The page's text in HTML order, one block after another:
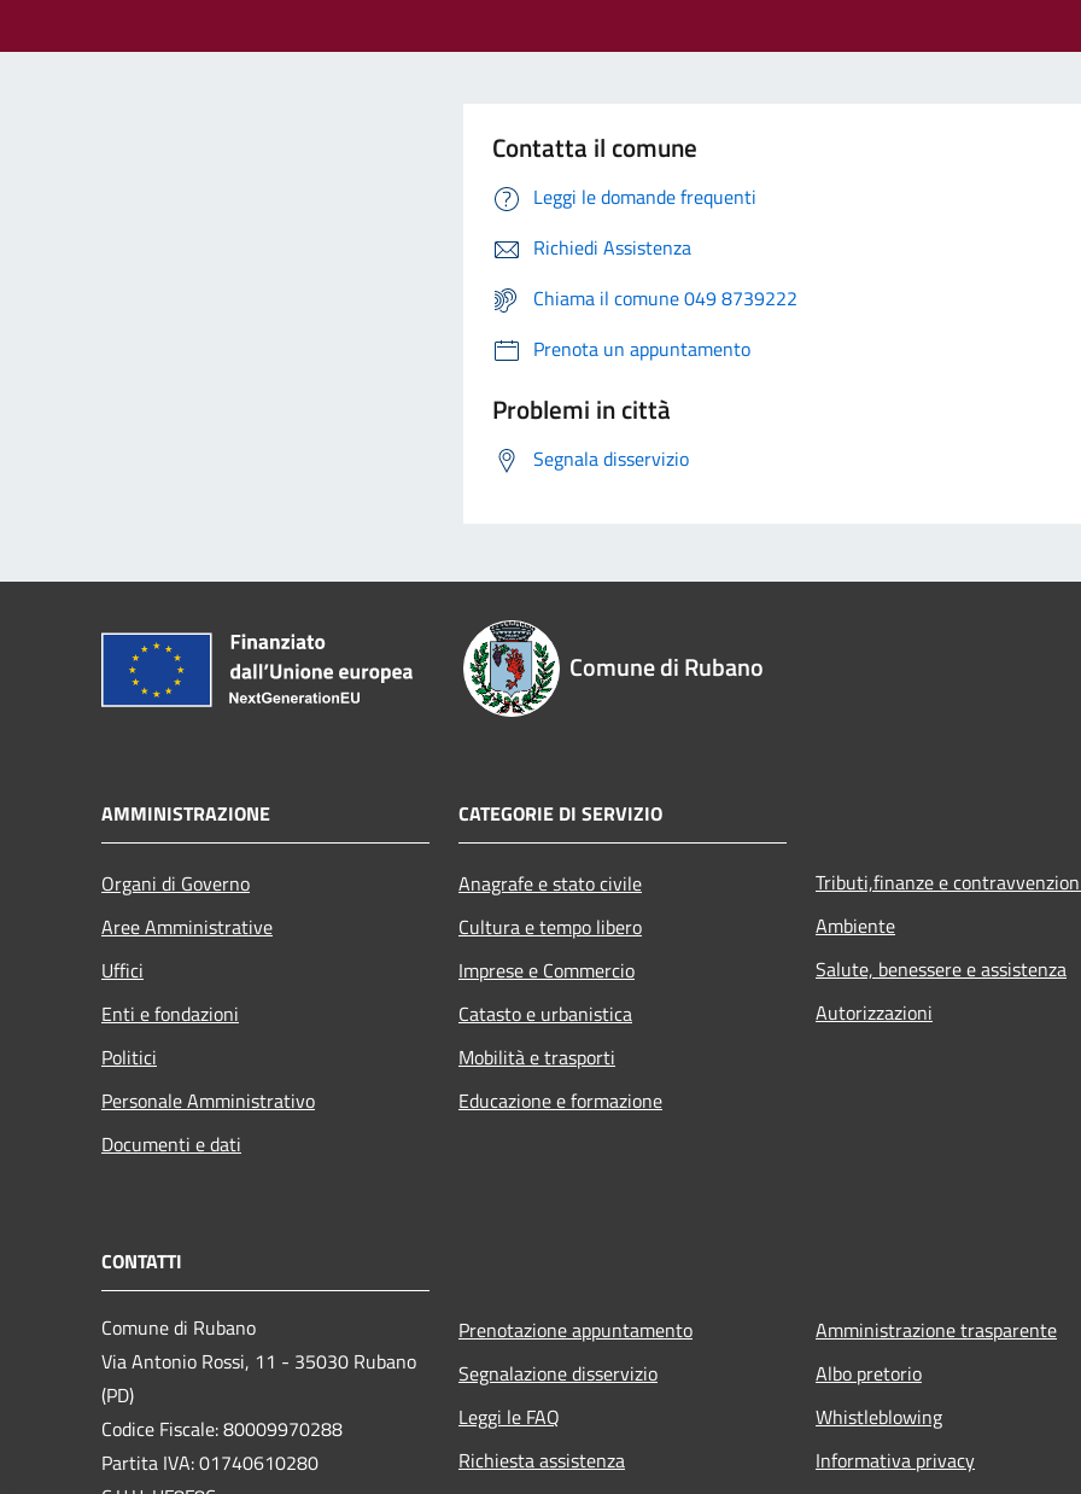
Contatta il comune
Leggi le domande frequenti
Richiedi Assistenza
Chiama il comune 049 8739222
Prenota un appuntamento
Problemi in città
Segnala disservizio
Comune di Rubano
AMMINISTRAZIONE
Organi di Governo
Aree Amministrative
Uffici
Enti e fondazioni
Politici
Personale Amministrativo
Documenti e dati
CATEGORIE DI SERVIZIO
Anagrafe e stato civile
Cultura e tempo libero
Imprese e Commercio
Catasto e urbanistica
Mobilità e trasporti
Educazione e formazione
Tributi,finanze e
Ambiente
Salute, benessere e assistenza
Autorizzazioni
CONTATTI
Comune di Rubano
Via Antonio Rossi, 11 - 35030 Rubano
(PD)
Codice Fiscale: 80009970288
Partita IVA: 01740610280
Prenotazione appuntamento
Segnalazione disservizio
Leggi le FAQ
Richiesta assistenza
Amministrazione trasparente
Albo pretorio
Whistleblowing
Informativa privacy